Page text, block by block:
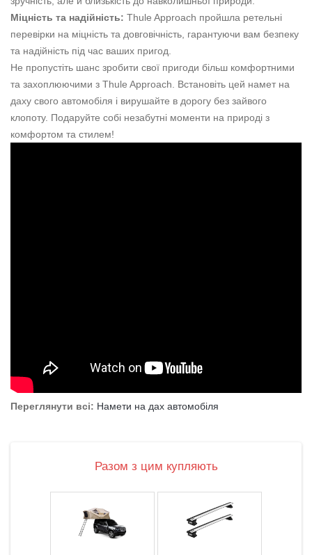
Міцність та надійність: Thule Approach пройшла ретельні
перевірки на міцність та довговічність, гарантуючи вам безпеку
та надійність під час ваших пригод.
Не пропустіть шанс зробити свої пригоди більш комфортними
та захоплюючими з Thule Approach. Встановіть цей намет на
даху свого автомобіля і вирушайте в дорогу без зайвого
клопоту. Подаруйте собі незабутні моменти на природі з
комфортом та стилем!
Переглянути всі: Намети на дах автомобіля
Разом з цим купляють